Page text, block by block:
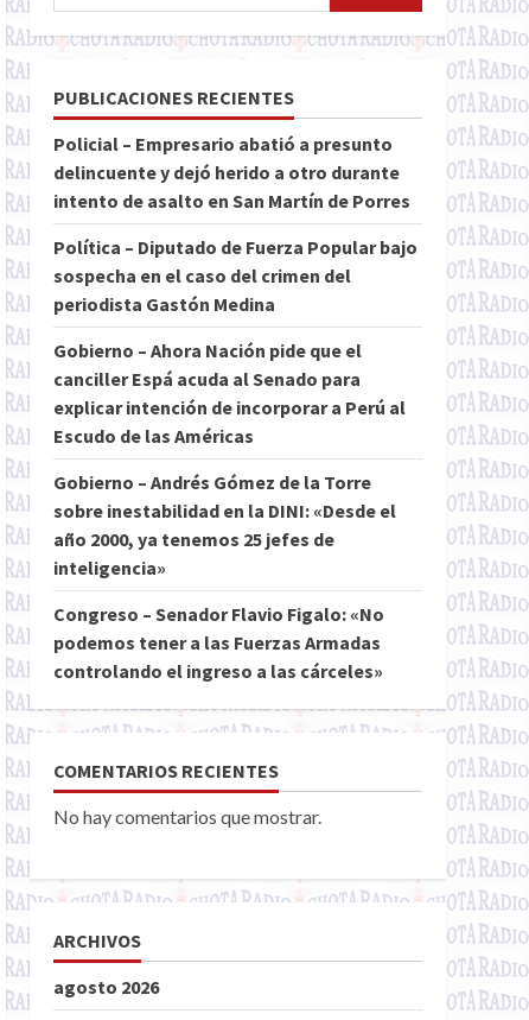
PUBLICACIONES RECIENTES
Policial – Empresario abatió a presunto
delincuente y dejó herido a otro durante
intento de asalto en San Martín de Porres
Política – Diputado de Fuerza Popular bajo
sospecha en el caso del crimen del
periodista Gastón Medina
Gobierno – Ahora Nación pide que el
canciller Espá acuda al Senado para
explicar intención de incorporar a Perú al
Escudo de las Américas
Gobierno – Andrés Gómez de la Torre
sobre inestabilidad en la DINI: «Desde el
año 2000, ya tenemos 25 jefes de
inteligencia»
Congreso – Senador Flavio Figalo: «No
podemos tener a las Fuerzas Armadas
controlando el ingreso a las cárceles»
COMENTARIOS RECIENTES
No hay comentarios que mostrar.
ARCHIVOS
agosto 2026